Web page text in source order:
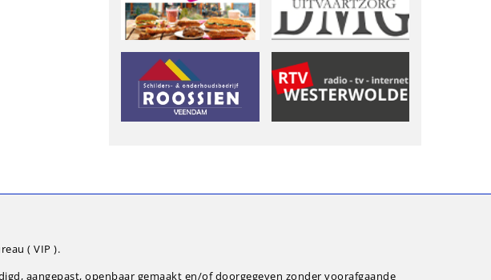
( VIP ).
aangepast, openbaar gemaakt en/of doorgegeven zonder voorafgaande